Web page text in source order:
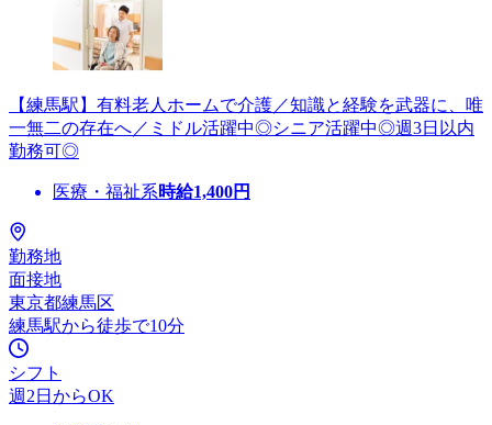
【練馬駅】有料老人ホームで介護／知識と経験を武器に、唯
一無二の存在へ／ミドル活躍中◎シニア活躍中◎週3日以内
勤務可◎
医療・福祉系時給1,400円
勤務地
面接地
東京都練馬区
練馬駅から徒歩で10分
シフト
週2日からOK